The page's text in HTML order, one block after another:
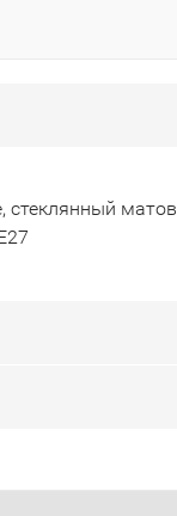
стеклянный